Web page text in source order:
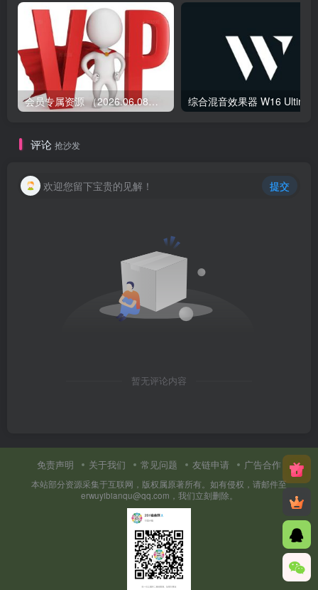
会员专属资源 （2026.06.08更新）
评论 抢沙发
欢迎您留下宝贵的见解！ 提交
暂无评论内容
免责声明 关于我们 常见问题 友链申请 广告合作
本站部分资源采集于互联网，版权属原著所有。如有侵权，请邮件至
erwuyibianqu@qq.com，我们立刻删除。